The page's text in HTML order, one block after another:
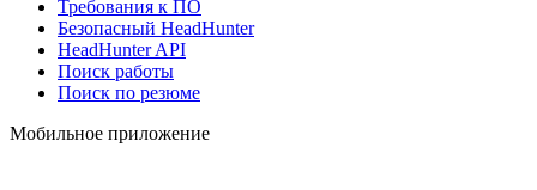
Требования к ПО
Безопасный HeadHunter
HeadHunter API
Поиск работы
Поиск по резюме
Мобильное приложение